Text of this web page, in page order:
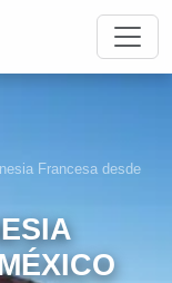
Francesa desde